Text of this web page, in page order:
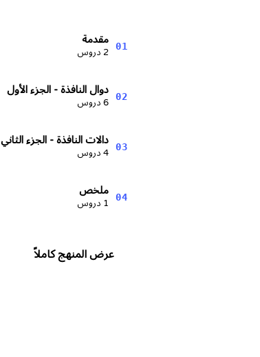
01
مقدمة
2 دروس
02
دوال النافذة - الجزء الأول
6 دروس
03
دالات النافذة - الجزء الثاني
4 دروس
04
ملخص
1 دروس
عرض المنهج كاملاً